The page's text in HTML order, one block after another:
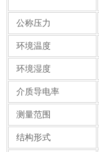
公称压力
环境温度
环境湿度
介质导电率
测量范围
结构形式